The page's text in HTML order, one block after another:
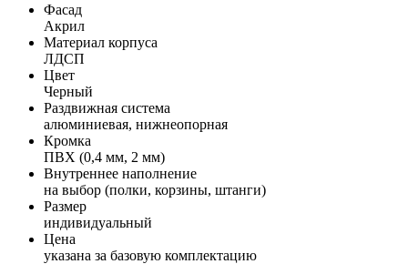
Фасад
Акрил
Материал корпуса
ЛДСП
Цвет
Черный
Раздвижная система
алюминиевая, нижнеопорная
Кромка
ПВХ (0,4 мм, 2 мм)
Внутреннее наполнение
на выбор (полки, корзины, штанги)
Размер
индивидуальный
Цена
указана за базовую комплектацию